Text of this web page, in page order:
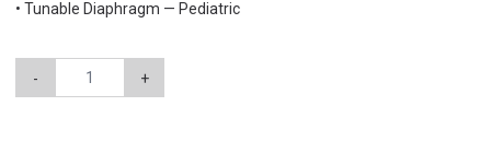
• Tunable Diaphragm — Pediatric
- +